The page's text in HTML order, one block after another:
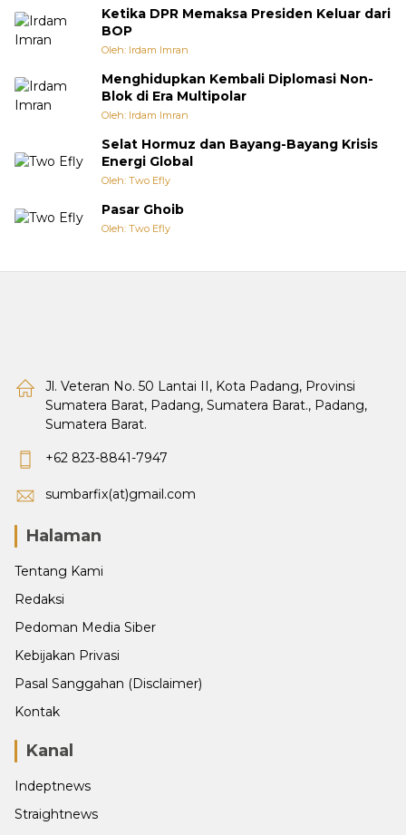
Ketika DPR Memaksa Presiden Keluar dari
BOP
Oleh: Irdam Imran
Menghidupkan Kembali Diplomasi Non-
Blok di Era Multipolar
Oleh: Irdam Imran
Selat Hormuz dan Bayang-Bayang Krisis
Energi Global
Oleh: Two Efly
Pasar Ghoib
Oleh: Two Efly
Jl. Veteran No. 50 Lantai II, Kota Padang, Provinsi
Sumatera Barat, Padang, Sumatera Barat., Padang,
Sumatera Barat.
+62 823-8841-7947
sumbarfix(at)gmail.com
Halaman
Tentang Kami
Redaksi
Pedoman Media Siber
Kebijakan Privasi
Pasal Sanggahan (Disclaimer)
Kontak
Kanal
Indeptnews
Straightnews